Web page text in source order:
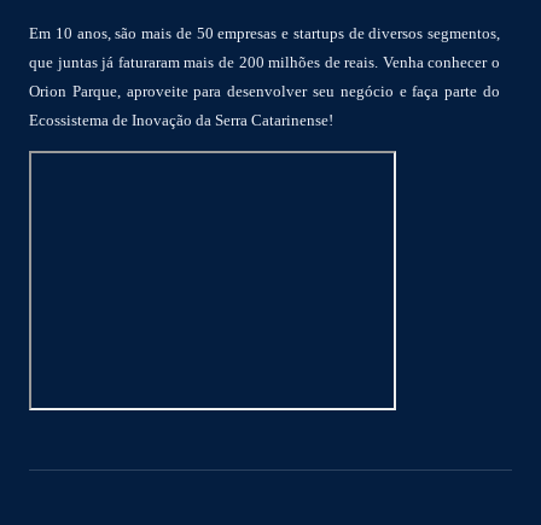
Em 10 anos, são mais de 50 empresas e startups de diversos segmentos,
que juntas já faturaram mais de 200 milhões de reais. Venha conhecer o
Orion Parque, aproveite para desenvolver seu negócio e faça parte do
Ecossistema de Inovação da Serra Catarinense!